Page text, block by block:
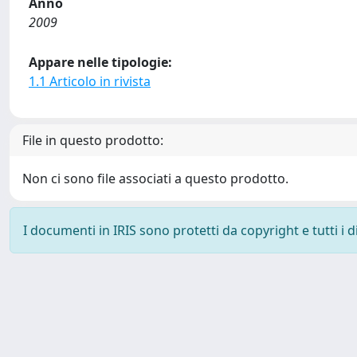
2009
Appare nelle tipologie:
1.1 Articolo in rivista
File in questo prodotto:
Non ci sono file associati a questo prodotto.
I documenti in IRIS sono protetti da copyright e tutti i